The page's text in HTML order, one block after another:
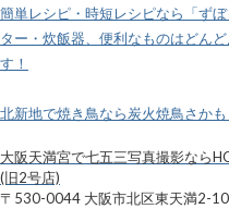
簡単レシピ・時短レシピなら「ず
ター・炊飯器、便利なものはどん
す！
北新地で焼き鳥なら炭火焼鳥さか
大阪天満宮で七五三写真撮影なら
(旧2号店)
〒530-0044 大阪市北区東天満2-